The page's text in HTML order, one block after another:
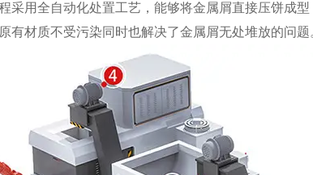
采用全自动化处置工艺，能够将金属屑直接压饼成
有材质不受污染同时也解决了金属屑无处堆放的问题